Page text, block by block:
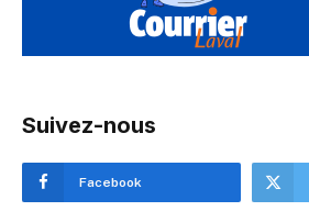
Suivez-nous
Facebook